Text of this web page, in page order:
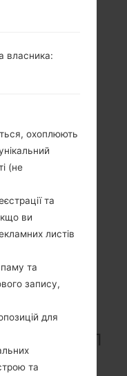
#25191
5
власника:
охоплюють
(не
та
ви
листів
та
запису,
для
та